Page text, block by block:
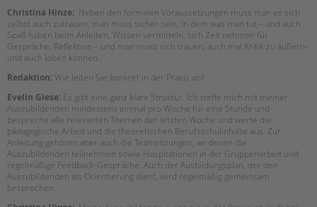
Magazin
KONTAKT
Impressum
Hinweisgebersystem
Intranet
Christina Hinze: Neben den formalen Voraussetzungen muss man es sich
selbst auch zutrauen, man muss sicher sein, in dem was man tut – und auch
Spaß haben beim Anleiten, Wissen vermitteln, sich Zeit nehmen für
Gespräche, Reflektion – und man muss sich trauen, auch mal Kritik zu äußern–
und auch loben können.
Redaktion:Wie leiten Sie konkret in der Praxis an?
Evelin Giese: Es gibt eine ganz klare Struktur. Ich treffe mich mit meiner
Auszubildenden mindestens einmal pro Woche für eine Stunde und
bespreche alle relevanten Themen der letzten Woche und werte die
pädagogische Arbeit und die theoretischen Berufsschulinhalte aus. Zur
Anleitung gehören aber auch die Teamsitzungen, an denen die
Auszubildenden teilnehmen sowie Hospitationen in der Gruppenarbeit und
regelmäßige Feedback-Gespräche. Auch der Ausbildungsplan, der den
Auszubildenden als Orientierung dient, wird regelmäßig gemeinsam
besprochen.